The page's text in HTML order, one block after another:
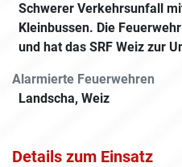
Schwerer Verkehrsunfall
Kleinbussen. Die
und hat das SRF Weiz zur
Alarmierte Feuerwehren
Landscha, Weiz
Details zum Einsatz